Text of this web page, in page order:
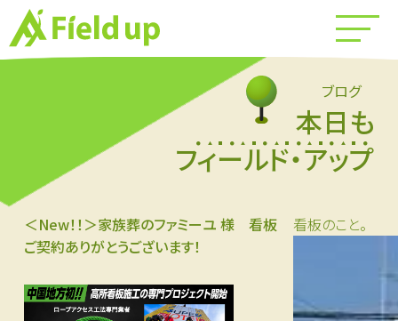
ブログ
本日も
フィールド・アップ
＜New！！＞家族葬のファミーユ 様 看板
ご契約ありがとうございます！
看板のこと。